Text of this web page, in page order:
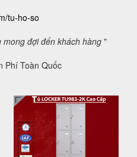
tu-ho-so
đợi đến khách hàng "
Phí Toàn Quốc